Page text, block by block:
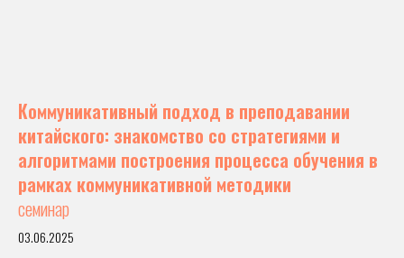
Коммуникативный подход в преподавании
китайского: знакомство со стратегиями и
алгоритмами построения процесса обучения в
рамках коммуникативной методики
семинар
03.06.2025